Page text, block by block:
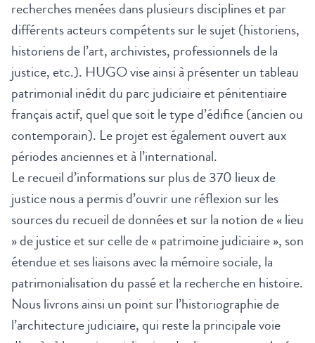
recherches menées dans plusieurs disciplines et par
différents acteurs compétents sur le sujet (historiens,
historiens de l’art, archivistes, professionnels de la
justice, etc.). HUGO vise ainsi à présenter un tableau
patrimonial inédit du parc judiciaire et pénitentiaire
français actif, quel que soit le type d’édifice (ancien ou
contemporain). Le projet est également ouvert aux
périodes anciennes et à l’international.
Le recueil d’informations sur plus de 370 lieux de
justice nous a permis d’ouvrir une réflexion sur les
sources du recueil de données et sur la notion de « lieu
» de justice et sur celle de « patrimoine judiciaire », son
étendue et ses liaisons avec la mémoire sociale, la
patrimonialisation du passé et la recherche en histoire.
Nous livrons ainsi un point sur l’historiographie de
l’architecture judiciaire, qui reste la principale voie